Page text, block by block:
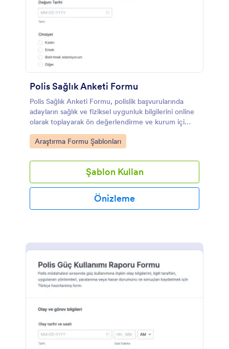
Polis Sağlık Anketi Formu
Polis Sağlık Anketi Formu, polislik başvurularında
adayların sağlık ve fiziksel uygunluk bilgilerini online
olarak toplayarak ön değerlendirme ve kurum içi
takibi kolaylaştırır.
Go to Category:
Araştırma Formu Şablonları
Şablon Kullan
Önizleme